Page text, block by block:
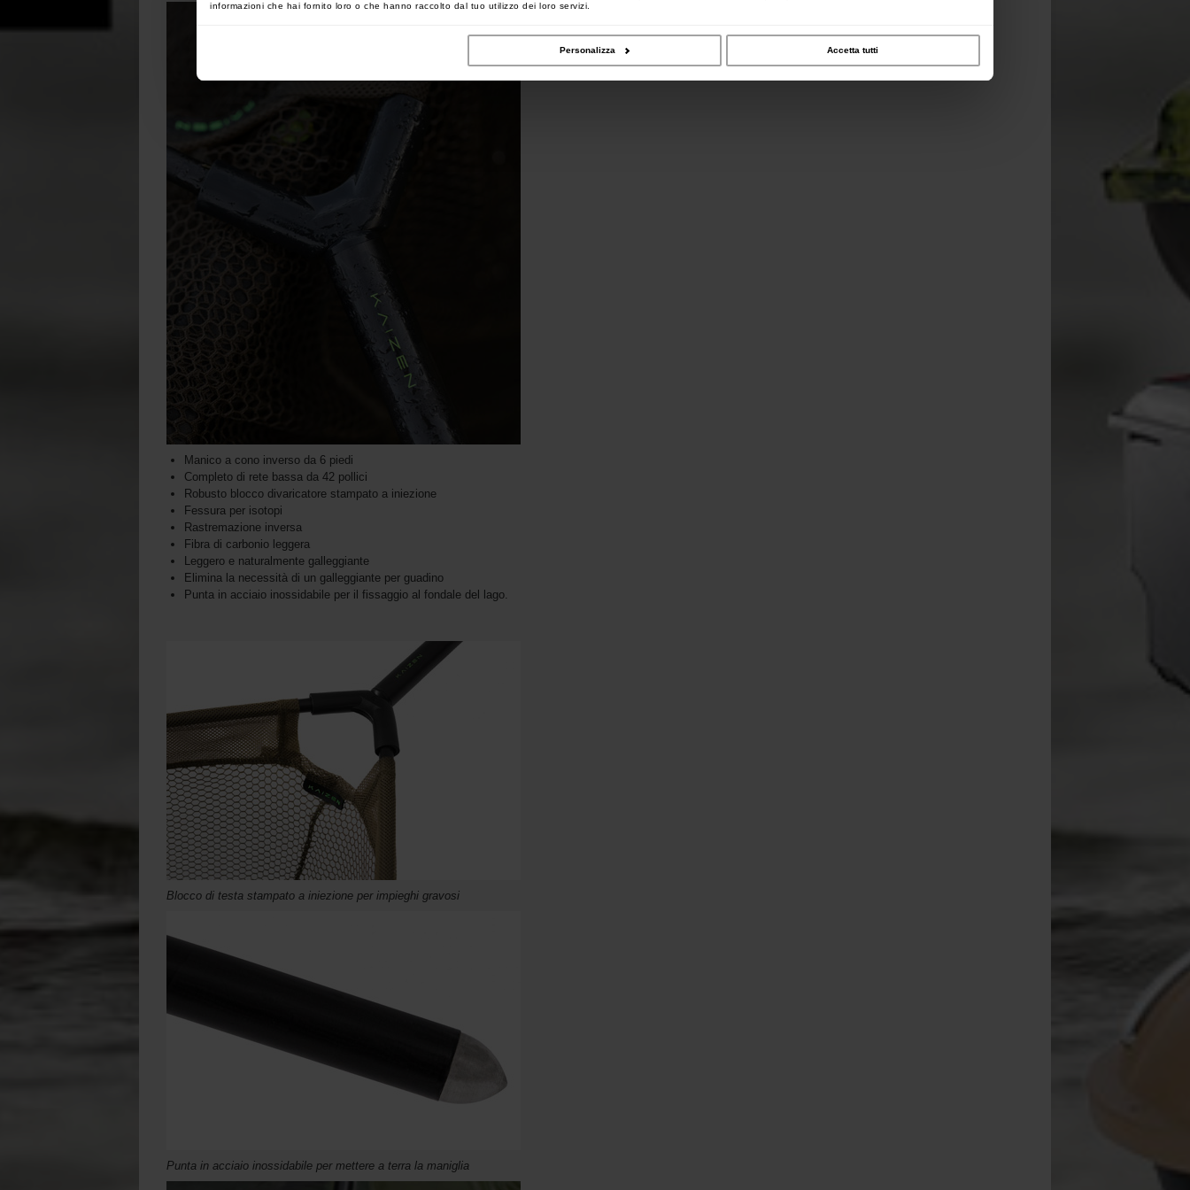
informazioni che hai fornito loro o che hanno raccolto dal tuo utilizzo dei loro servizi.
Personalizza Accetta tutti
Manico a cono inverso da 6 piedi
Completo di rete bassa da 42 pollici
Robusto blocco divaricatore stampato a iniezione
Fessura per isotopi
Rastremazione inversa
Fibra di carbonio leggera
Leggero e naturalmente galleggiante
Elimina la necessità di un galleggiante per guadino
Punta in acciaio inossidabile per il fissaggio al fondale del lago.
Blocco di testa stampato a iniezione per impieghi gravosi
Punta in acciaio inossidabile per mettere a terra la maniglia